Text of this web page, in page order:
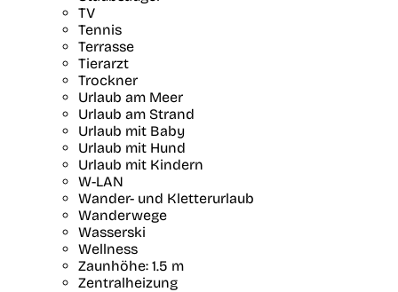
TV
Tennis
Terrasse
Tierarzt
Trockner
Urlaub am Meer
Urlaub am Strand
Urlaub mit Baby
Urlaub mit Hund
Urlaub mit Kindern
W-LAN
Wander- und Kletterurlaub
Wanderwege
Wasserski
Wellness
Zaunhöhe: 1.5 m
Zentralheizung